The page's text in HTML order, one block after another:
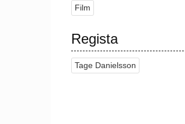
Film
Regista
Tage Danielsson